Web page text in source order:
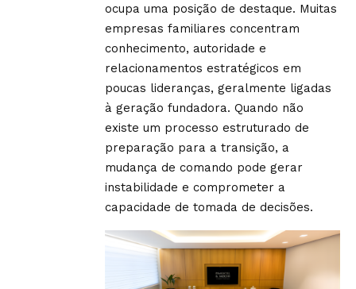
ocupa uma posição de destaque. Muitas
empresas familiares concentram
conhecimento, autoridade e
relacionamentos estratégicos em
poucas lideranças, geralmente ligadas
à geração fundadora. Quando não
existe um processo estruturado de
preparação para a transição, a
mudança de comando pode gerar
instabilidade e comprometer a
capacidade de tomada de decisões.